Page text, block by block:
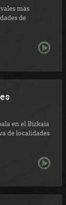
más
de
en el Bizkaia
de localidades